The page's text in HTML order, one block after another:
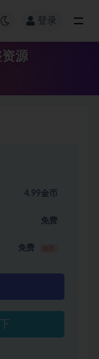
登录
源
4.99金币
免费
免费